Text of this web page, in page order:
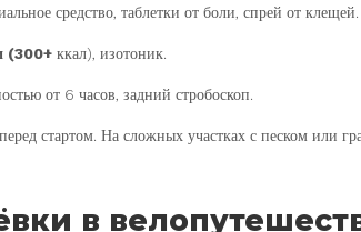
средство, таблетки от боли, спрей от клещей.
(300+ ккал), изотоник.
от 6 часов, задний стробоскоп.
перед стартом. На сложных участках с песком или
в